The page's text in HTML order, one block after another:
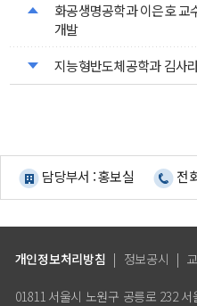
화공생명공학과 이은호 교
개발
지능형반도체공학과 김사
담당부서 : 홍보실 전
개인정보처리방침 | 정보공시 |
01811 서울시 노원구 공릉로 232